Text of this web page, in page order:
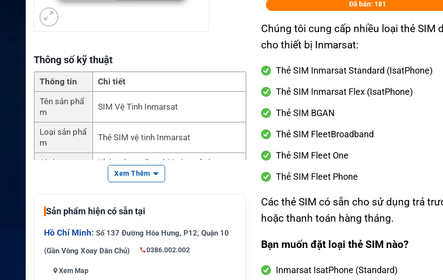
Thông số kỹ thuật
Thông tin
Chi tiết
Tên sản phẩ
m
SIM Vệ Tinh Inmarsat
Loại sản phẩ
m
Thẻ SIM vệ tinh Inmarsat
Airtime
Không bao gồm thời gian sử dụng
IsatPhone, BGAN, FleetBroadband, Flee
Thiết bị tươn
Thiết bị Inmarsat phù hợp với từng dịch
dụng
Mua SIM riêng, mua airtime riêng
Kích hoạt
Xem Thêm
Sản phẩm hiện có sẵn tại
Hồ Chí Minh: Số 137 Đường Hòa Hưng, P12, Quận 10
(Gần Vòng Xoay Dân Chủ)
0386.002.002
Xem Map
Đã bán: 181
Chúng tôi cung cấp nhiều loại thẻ SIM
cho thiết bị Inmarsat:
Thẻ SIM Inmarsat Standard (IsatPhone)
Thẻ SIM Inmarsat Flex (IsatPhone)
Thẻ SIM BGAN
Thẻ SIM FleetBroadband
Thẻ SIM Fleet One
Thẻ SIM Fleet Phone
Các thẻ SIM có sẵn cho sử dụng trả
hoặc thanh toán hàng tháng.
Bạn muốn đặt loại thẻ SIM nào?
Inmarsat IsatPhone (Standard)